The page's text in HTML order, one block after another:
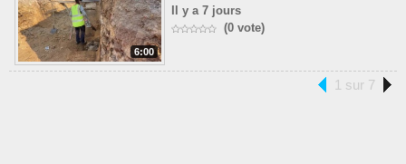
6:00
Il y a 7 jours
(0 vote)
1 sur 7